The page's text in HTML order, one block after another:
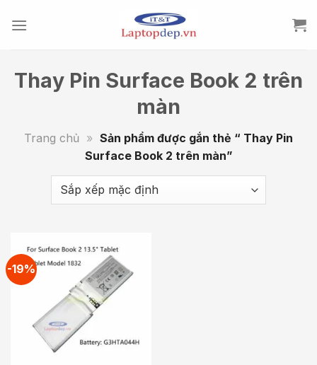
Thay Pin Surface Book 2 trên
màn
Trang chủ » Sản phẩm được gắn thẻ “ Thay Pin
Surface Book 2 trên màn”
-19%